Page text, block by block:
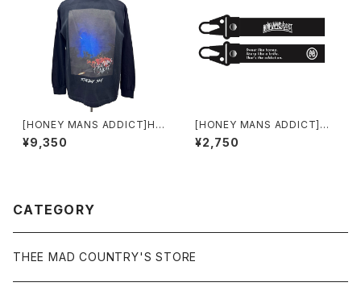
[HONEY MANS ADDICT]HM
A CAMP Photo L/S T STAR
RY SKY
¥9,350
[HONEY MANS ADDICT]キ
ーストラップ
¥2,750
CATEGORY
THEE MAD COUNTRY'S STORE